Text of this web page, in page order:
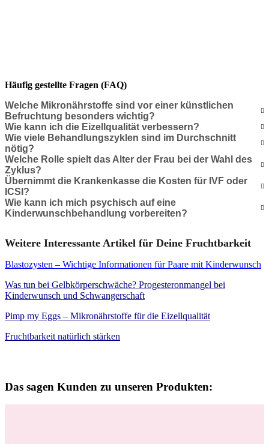
Häufig gestellte Fragen (FAQ)
Welche Mikronährstoffe sind vor einer künstlichen
Befruchtung besonders wichtig?
Wie kann ich die Eizellqualität verbessern?
Wie viele Behandlungszyklen sind im Durchschnitt
nötig?
Welche Rolle spielt das Alter der Frau bei der Wahl des
Zyklus?
Übernimmt die Krankenkasse die Kosten für IVF oder
ICSI?
Wie kann ich mich psychisch auf eine
Kinderwunschbehandlung vorbereiten?
Weitere Interessante Artikel für Deine Fruchtbarkeit
Blastozysten – Wichtige Informationen für Paare mit Kinderwunsch
Was tun bei Gelbkörperschwäche? Progesteronmangel bei
Kinderwunsch und Schwangerschaft
Pimp my Eggs – Mikronährstoffe für die Eizellqualität
Fruchtbarkeit natürlich stärken
Das sagen Kunden zu unseren Produkten: